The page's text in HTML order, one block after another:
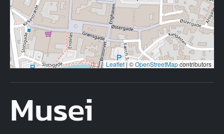
Leaflet|©OpenStreetMapcontributors
Musei